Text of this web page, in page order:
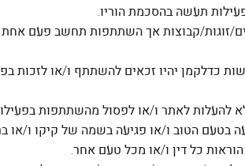
תעשה בהסכמת הוריו.
זוגות/קבוצות אך השתתפות תחשב פעם
כדלקמן יהיו זכאים להשתתף ו/או
להעלות לאתר ו/או לפסול מהשתתפות
בטעם הטוב ו/או פגיעה בשמה של קיקו ו/או
הוראות כל דין ו/או מכל טעם אחר.